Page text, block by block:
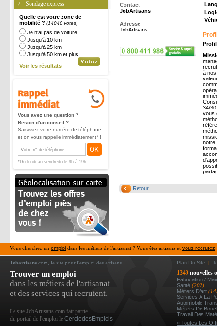
Sondage express
Quelle est votre zone de
mobilité ? (14040 votes)
Je n'ai pas de voiture
Jusqu'à 10 km
Jusqu'à 25 km
Jusqu'à 50 km et plus
Voir les résultats
Vous avez une question ?
Besoin d'un conseil ?
Saisissez votre numéro de téléphone
et on vous rappelle immédiatement* !
OK
*Du lundi au vendredi de 9h à 19h
Contact
JobArtisans
Adresse
JobArtisans
à nos
34/
vous
notre
Retour
Vous cherchez un emploi dans les métiers de l'artisanat ? Vous êtes artisans et vous recrutez
Jobartisans .com, le site pour l'emploi des artisans Plan Du Site |
Trouver un emploi
dans les métiers de l'artisanat
et des services qui recrutent.
Le site JobArtisans.com fait partie
du portail de l'emploi le CercledesEmplois
1349 nouvelles
Fabrication /
Santé (202)
Métiers D’art
Services À La
Automobile
Métiers De
Travail Des
» Toutes Les